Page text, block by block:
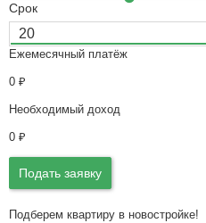
Срок
Ежемесячный платёж
0 ₽
Необходимый доход
0 ₽
Подать заявку
Подберем квартиру в новостройке!